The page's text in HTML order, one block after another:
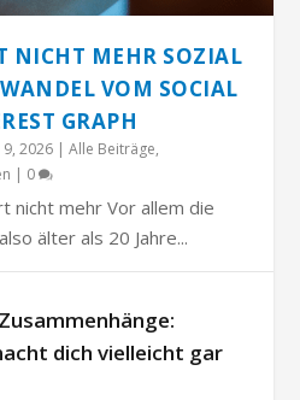
NICHT MEHR SOZIAL
VOM SOCIAL
GRAPH
9, 2026 |Alle Beiträge,
| 0
nicht mehr Vor allem die
älter als 20 Jahre...
dich vielleicht gar